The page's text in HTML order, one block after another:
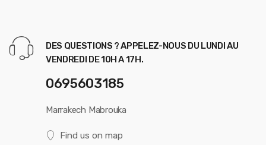
DES QUESTIONS ? APPELEZ-NOUS DU LUNDI AU
VENDREDI DE 10H A 17H.
0695603185
Marrakech Mabrouka
Find us on map